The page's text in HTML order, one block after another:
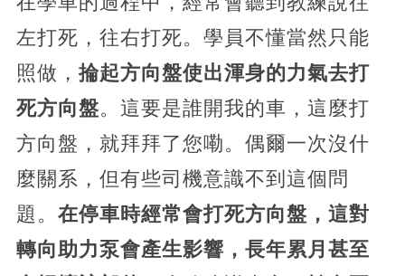
左打死，往右打死。學員不懂當然只能
照做， 掄起方向盤使出渾身的力氣去打
死方向盤。這要是誰開我的車，這麼打
方向盤，就拜拜了您嘞。偶爾一次沒什
麼關系，但有些司機意識不到這個問
題。 在停車時經常會打死方向盤，這對
轉向助力泵會產生影響，長年累月甚至